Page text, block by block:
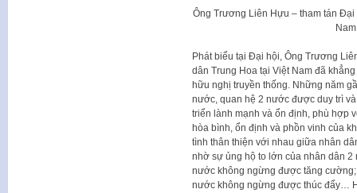
Ông Trương Liên Hựu – tham tán
Phát biểu tại Đại hội, Ông Trương
dân Trung Hoa tại Việt Nam đã
hữu nghị truyền thống. Những năm
nước, quan hệ 2 nước được duy trì
triển lành mạnh và ổn định, phù hợp
hòa bình, ổn định và phồn vinh của
tình thân thiện với nhau giữa nhân
nhờ sự ủng hộ to lớn của nhân dân
nước không ngừng được tăng
nước không ngừng được thúc đẩy…